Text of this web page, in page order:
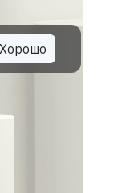
Хорошо